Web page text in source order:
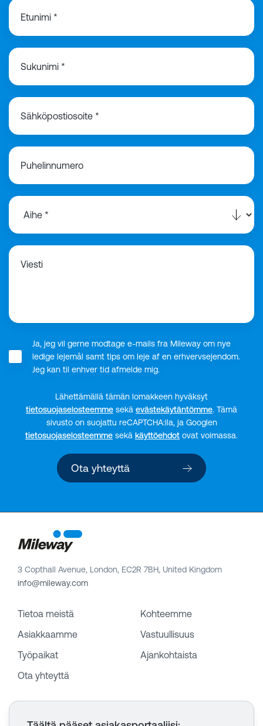
Etunimi *
Sukunimi *
Sähköpostiosoite *
Puhelinnumero
Viesti
Ja, jeg vil gerne modtage e-mails fra Mileway om nye
ledige lejemål samt tips om leje af en erhvervsejendom.
Jeg kan til enhver tid afmelde mig.
Lähettämällä tämän lomakkeen hyväksyt
tietosuojaselosteemme sekä evästekäytäntömme. Tämä
sivusto on suojattu reCAPTCHA:lla, ja Googlen
tietosuojaselosteemme sekä käyttöehdot ovat voimassa.
Ota yhteyttä
3 Copthall Avenue, London, EC2R 7BH, United Kingdom
info@mileway.com
Tietoa meistä
Kohteemme
Asiakkaamme
Vastuullisuus
Työpaikat
Ajankohtaista
Ota yhteyttä